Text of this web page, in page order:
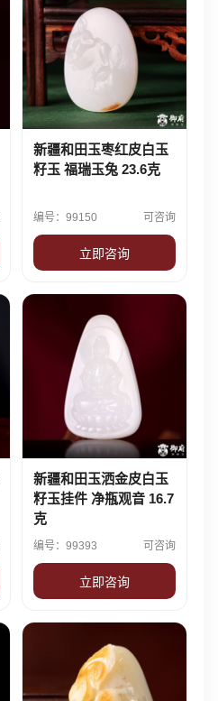
新疆和田玉枣红皮白玉
籽玉 福瑞玉兔 23.6克
编号：99150 可咨询
立即咨询
新疆和田玉洒金皮白玉
籽玉挂件 净瓶观音 16.7
克
编号：99393 可咨询
立即咨询